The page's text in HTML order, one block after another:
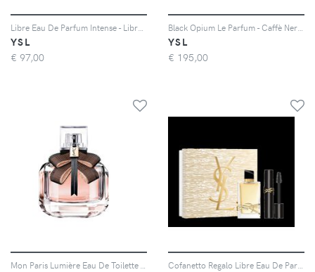
YSL
€ 97,00
YSL
€ 195,00